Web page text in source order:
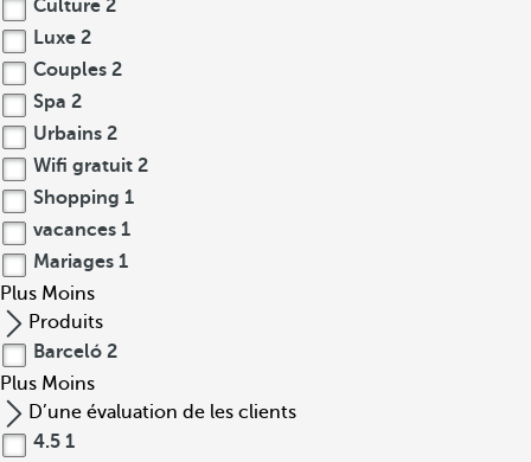
Culture 2
Luxe 2
Couples 2
Spa 2
Urbains 2
Wifi gratuit 2
Shopping 1
vacances 1
Mariages 1
Plus Moins
Produits
Barceló 2
Plus Moins
D’une évaluation de les clients
4.5 1